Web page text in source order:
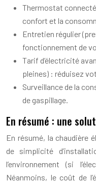
Thermostat
confort et la
Entretien régulier
fonctionnement de
Tarif d’électricité
pleines) : réduisez
Surveillance de la
de gaspillage.
En résumé : une
En résumé, la chaudière
de simplicité
l’environnement (si
Néanmoins, le coût de